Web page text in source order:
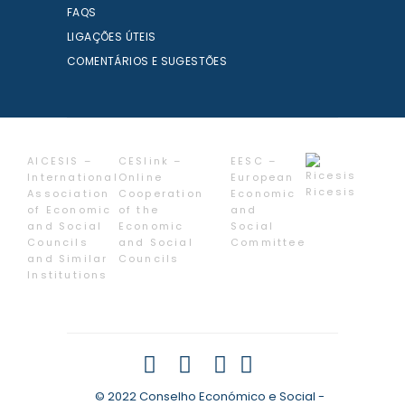
FAQS
LIGAÇÕES ÚTEIS
COMENTÁRIOS E SUGESTÕES
AICESIS –
International
Association
of Economic
and Social
Councils
and Similar
Institutions
CESlink –
Online
Cooperation
of the
Economic
and Social
Councils
EESC –
European
Economic
and
Social
Committee
Ricesis
© 2022 Conselho Económico e Social -